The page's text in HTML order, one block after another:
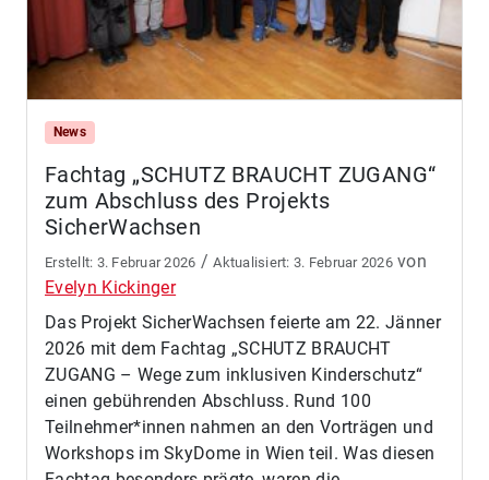
News
Fachtag „SCHUTZ BRAUCHT ZUGANG“
zum Abschluss des Projekts
SicherWachsen
3. Februar 2026 / 3. Februar 2026von
Evelyn Kickinger
Das Projekt SicherWachsen feierte am 22. Jänner
2026 mit dem Fachtag „SCHUTZ BRAUCHT
ZUGANG – Wege zum inklusiven Kinderschutz“
einen gebührenden Abschluss. Rund 100
Teilnehmer*innen nahmen an den Vorträgen und
Workshops im SkyDome in Wien teil. Was diesen